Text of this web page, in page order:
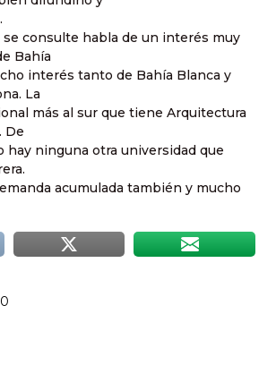
se consulte habla de un interés muy
Bahía
interés tanto de Bahía Blanca y
La
más al sur que tiene Arquitectura
De
hay ninguna otra universidad que
acumulada también y mucho